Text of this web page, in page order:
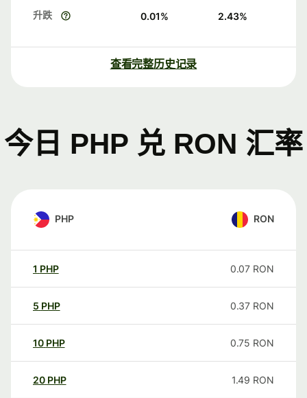
升跌 0.01% 2.43%
查看完整历史记录
今日 PHP 兑 RON 汇率
PHP RON
1 PHP 0.07 RON
5 PHP 0.37 RON
10 PHP 0.75 RON
20 PHP 1.49 RON